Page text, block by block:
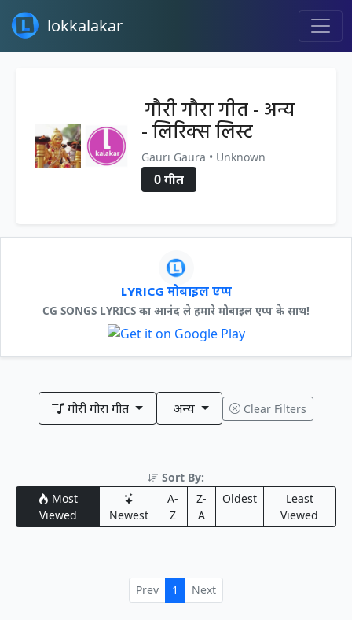
lokkalakar
गौरी गौरा गीत - अन्य
- लिरिक्स लिस्ट
Gauri Gaura • Unknown
0 गीत
LYRICG मोबाइल एप्प
CG SONGS LYRICS का आनंद ले हमारे मोबाइल एप्प के साथ!
गौरी गौरा गीत अन्य Clear Filters
Sort By:
Most
Viewed
Newest
A-
Z
Z-
A
Oldest
Least
Viewed
Prev 1 Next